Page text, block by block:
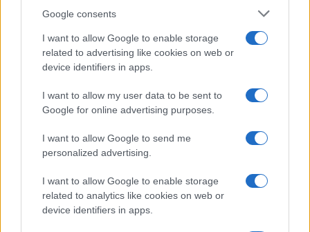
Google consents
I want to allow Google to enable storage
related to advertising like cookies on web or
device identifiers in apps.
I want to allow my user data to be sent to
Google for online advertising purposes.
I want to allow Google to send me
personalized advertising.
I want to allow Google to enable storage
related to analytics like cookies on web or
device identifiers in apps.
Virginia Raggi ma dalla classe politica dei grillini
ha perso il titolo di “città eterna” e ha i giorni
contati.
ci fa capire che si è realizzata quella che Giovanni
Sartorichiamò – alla fine degli anni Sessanta,
visto lo sfacelo dell’università -: asinocrazia.
Fino a quando durerà il potere dei somari? Fino a